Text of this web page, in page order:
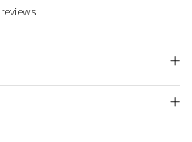
reviews